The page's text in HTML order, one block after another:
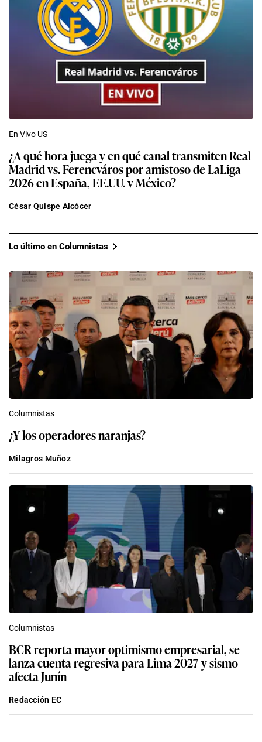
En Vivo US
¿A qué hora juega y en qué canal transmiten Real
Madrid vs. Ferencváros por amistoso de LaLiga
2026 en España, EE.UU. y México?
César Quispe Alcócer
Lo último en Columnistas
Columnistas
¿Y los operadores naranjas?
Milagros Muñoz
Columnistas
BCR reporta mayor optimismo empresarial, se
lanza cuenta regresiva para Lima 2027 y sismo
afecta Junín
Redacción EC